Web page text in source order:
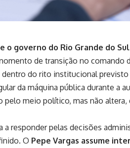
o governo do Rio Grande do
de transição no comando
do rito institucional
da máquina pública durante a
meio político, mas não altera,
a responder pelas decisões
O Pepe Vargas assume